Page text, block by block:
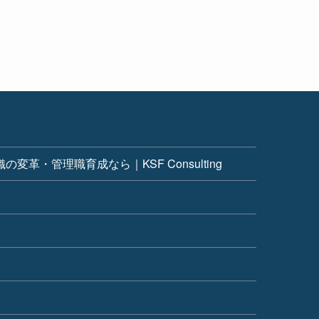
変革・管理職育成なら｜KSF Consulting